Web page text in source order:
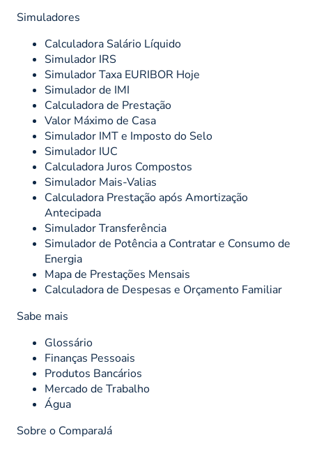
Simuladores
Calculadora Salário Líquido
Simulador IRS
Simulador Taxa EURIBOR Hoje
Simulador de IMI
Calculadora de Prestação
Valor Máximo de Casa
Simulador IMT e Imposto do Selo
Simulador IUC
Calculadora Juros Compostos
Simulador Mais-Valias
Calculadora Prestação após Amortização
Antecipada
Simulador Transferência
Simulador de Potência a Contratar e Consumo de
Energia
Mapa de Prestações Mensais
Calculadora de Despesas e Orçamento Familiar
Sabe mais
Glossário
Finanças Pessoais
Produtos Bancários
Mercado de Trabalho
Água
Sobre o ComparaJá